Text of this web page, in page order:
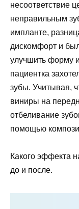
несоответствие
неправильным
импланте,
дискомфорт и
улучшить форму
пациентка
зубы. Учитывая,
виниры на
отбеливание
помощью
Какого эффекта
до и после.